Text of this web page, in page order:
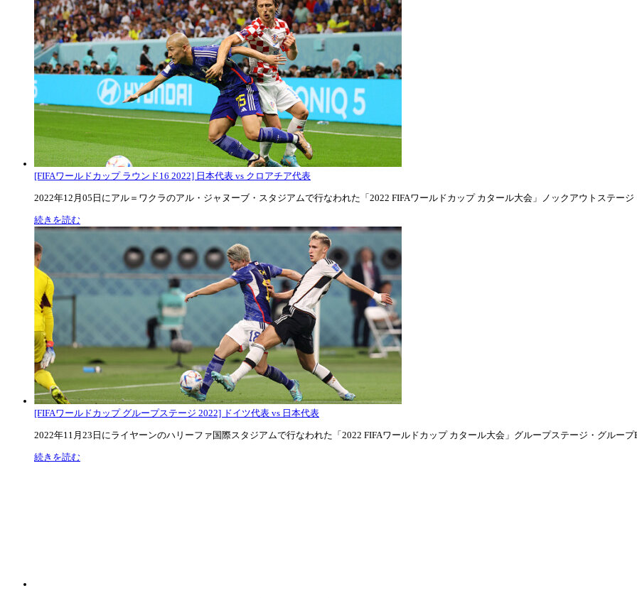
[FIFAワールドカップ ラウンド16 2022] 日本代表 vs クロアチア代表
2022年12月05日にアル＝ワクラのアル・ジャヌーブ・スタジアムで行なわれた「2022 FIFAワールドカップ カタール大会」ノックアウトステージ
続きを読む
[FIFAワールドカップ グループステージ 2022] ドイツ代表 vs 日本代表
2022年11月23日にライヤーンのハリーファ国際スタジアムで行なわれた「2022 FIFAワールドカップ カタール大会」グループステージ・グループ
続きを読む